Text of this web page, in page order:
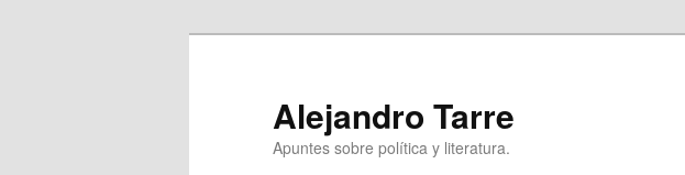
Alejandro Tarre
Apuntes sobre política y literatura.